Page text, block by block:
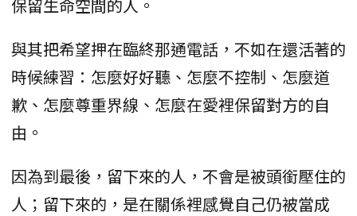
保留生命空間的人。
與其把希望押在臨終那通電話，不如在還活著的
時候練習：怎麼好好聽、怎麼不控制、怎麼道
歉、怎麼尊重界線、怎麼在愛裡保留對方的自
由。
因為到最後，留下來的人，不會是被頭銜壓住的
人；留下來的，是在關係裡感覺自己仍被當成